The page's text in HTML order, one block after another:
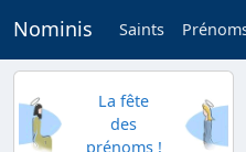
Nominis Saints
La fête
des
prénoms !